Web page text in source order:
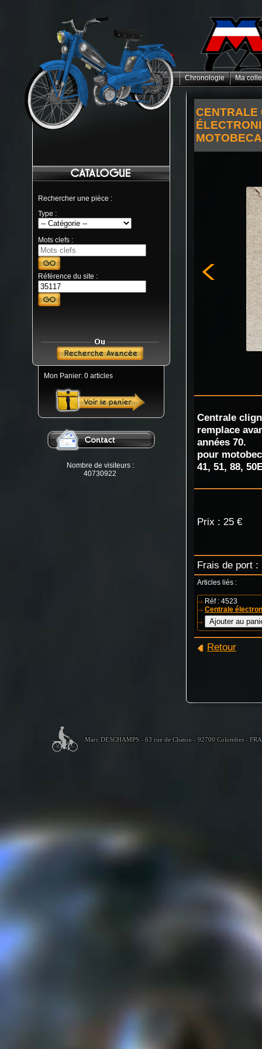
Rechercher une pièce :
Type :
Mots clefs :
Référence du site :
Mon Panier: 0 articles
Nombre de visiteurs :
40730922
Chronologie Ma
CENTRALE
Centrale
remplace
années 70.
pour
41, 51, 88,
Prix : 25 €
Frais de port
Articles liés :
Réf : 4523
Centrale
Retour
Marc DESCHAMPS - 63 rue de Chatou - 92700 Colombes -